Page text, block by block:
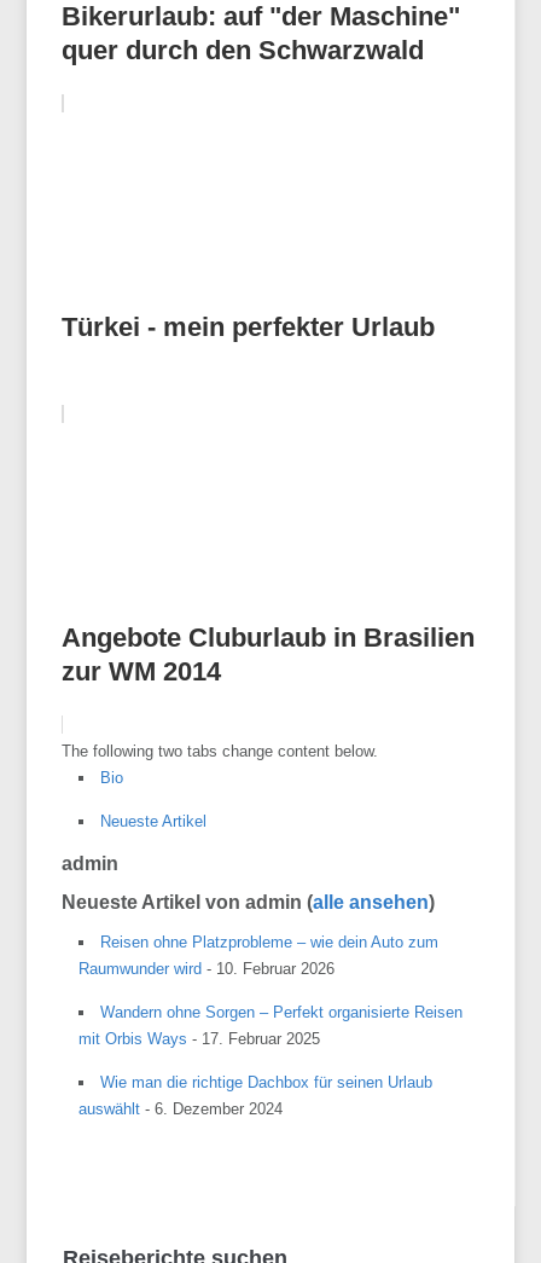
Bikerurlaub: auf "der Maschine"
quer durch den Schwarzwald
Türkei - mein perfekter Urlaub
Angebote Cluburlaub in Brasilien
zur WM 2014
The following two tabs change content below.
Bio
Neueste Artikel
admin
Neueste Artikel von admin(alle ansehen)
Reisen ohne Platzprobleme – wie dein Auto zum
Raumwunder wird - 10. Februar 2026
Wandern ohne Sorgen – Perfekt organisierte Reisen
mit Orbis Ways - 17. Februar 2025
Wie man die richtige Dachbox für seinen Urlaub
auswählt - 6. Dezember 2024